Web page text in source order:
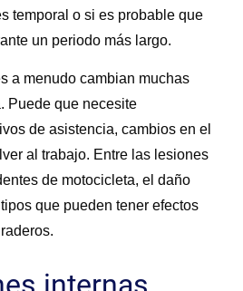
temporal o si es probable que
un periodo más largo.
a menudo cambian muchas
Puede que necesite
de asistencia, cambios en el
al trabajo. Entre las lesiones
de motocicleta, el daño
que pueden tener efectos